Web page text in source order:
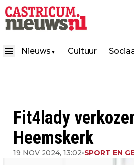
Nieuws ▼ Cultuur
Fit4lady
Heemskerk
19 NOV 2024, 13:02•SPORT EN